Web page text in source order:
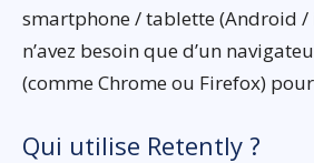
smartphone / tablette (Android /
n’avez besoin que d’un
(comme Chrome ou Firefox)
Qui utilise Retently ?